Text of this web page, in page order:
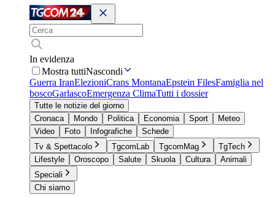
In evidenza
Mostra tuttiNascondi
Guerra IranElezioniCrans MontanaEpstein FilesFamiglia nel
boscoGarlascoEmergenza ClimaTutti i dossier
Tutte le notizie del giorno
Cronaca
Mondo Politica Economia Sport
Meteo
Video
Foto Infografiche
Schede
Tv & Spettacolo
TgcomLab TgcomMag
TgTech
Lifestyle
Oroscopo Salute Skuola Cultura
Animali
Speciali
Chi siamo